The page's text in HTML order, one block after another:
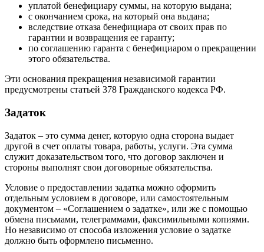
уплатой бенефициару суммы, на которую выдана;
с окончанием срока, на который она выдана;
вследствие отказа бенефициара от своих прав по
гарантии и возвращения ее гаранту;
по соглашению гаранта с бенефициаром о прекращении
этого обязательства.
Эти основания прекращения независимой гарантии
предусмотрены статьей 378 Гражданского кодекса РФ.
Задаток
Задаток – это сумма денег, которую одна сторона выдает
другой в счет оплаты товара, работы, услуги. Эта сумма
служит доказательством того, что договор заключен и
стороны выполнят свои договорные обязательства.
Условие о предоставлении задатка можно оформить
отдельным условием в договоре, или самостоятельным
документом – «Соглашением о задатке», или же с помощью
обмена письмами, телеграммами, факсимильными копиями.
Но независимо от способа изложения условие о задатке
должно быть оформлено письменно.